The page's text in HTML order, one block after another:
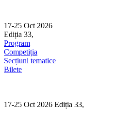
content
17-25 Oct 2026
Ediția 33,
Program
Competiția
Secțiuni tematice
Bilete
17-25 Oct 2026 Ediția 33,